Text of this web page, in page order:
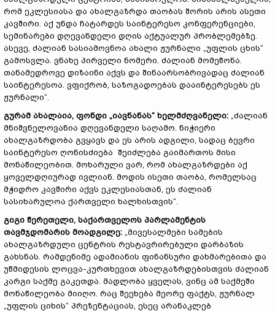
რომ ეკლესიასა და ახალგაზრდა თაობას შორის არის ასეთი
კავშირი. აქ უნდა ჩატარდეს საინტერესო კონფერენციები,
სემინარები დღევანდელი დღის აქტუალურ პრობლემებზე.
ასევე, ძალიან სასიამოვნოა ახალი ჟურნალი „უფლის ცხის“
გამოსვლა. ვნახე პირველი ნომერი. ძალიან მომეწონა.
თანამედროვე დიზაინი აქვს და შინაარსობრივადაც ძალიან
საინტერესოა. ვფიქრობ, საზოგადოებას დააინტერესებს ეს
ჟურნალი“.
გურამ ახალაია, ფონდი „იავნანას“ ხელმძღვანელი: „ძალიან
მნიშვნელოვანია დღევანდელი საღამო. ნიჭიერი
ახალგაზრდობა გვყავს და ეს არის ადგილი, სადაც ბევრი
საინტერესო ღონისძიება შეიძლება გაიმართოს მისი
მონაწილეობით. მოხარული ვარ, რომ ახალგაზრდები აქ
ყოველდღიურად ივლიან. მოდის ისეთი თაობა, რომელსაც
მჭიდრო კავშირი აქვს ეკლესიასთან, ეს ძალიან
სასიხარულოა ქართველი ხალხისთვის“.
გიგი წერეთელი, საქართველოს პარლამენტის
თავმჯდომარის მოადგილე: „მივესალმები სამების
ახალგაზრდული ცენტრის რესტავრირებული დარბაზის
გახსნას. რამდენიმე ადამიანის ფინანსური დახმარებითა და
უწმიდესის ლოცვა-კურთხევით ახალგაზრდებისთვის ძალიან
კარგი საქმე გაკეთდა. მადლობა ყველას, ვინც ამ საქმეში
მონაწილეობა მიიღო. რაც შეეხება მეორე ფაქტს, ჟურნალ
„უფლის ციხის“ პრეზენტაციას, ესეც არანაკლებ